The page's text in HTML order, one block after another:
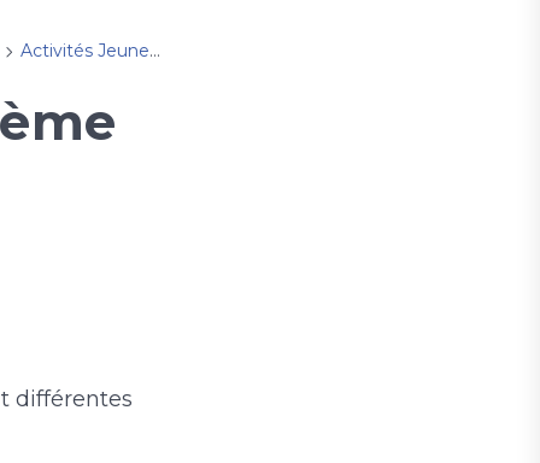
Activités Jeunesse
différentes